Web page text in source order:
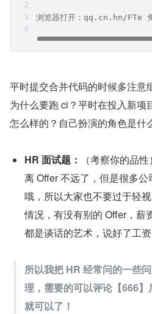
浏览器打开：qq.cn.hn/FTe
平时提交合并代码的时候多注意
为什么要跑 ci？平时在投入新项
怎么样的？自己扮演的角色是什
HR 面试题：
（考察你的品
离 Offer 不远了，但是很多
哦，所以大家也不要过于轻
情况，有没有别的 Offer，薪
都是谈话的艺术，说好了工
所以我把 HR 经常问的一些
理，需要的可以评论【666
就可以了！